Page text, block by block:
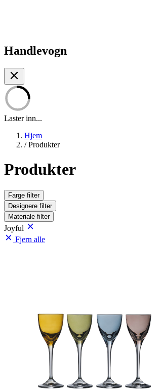
Handlevogn
Laster inn...
Hjem
/ Produkter
Produkter
Farge filter
Designere filter
Materiale filter
Joyful
Fjern alle